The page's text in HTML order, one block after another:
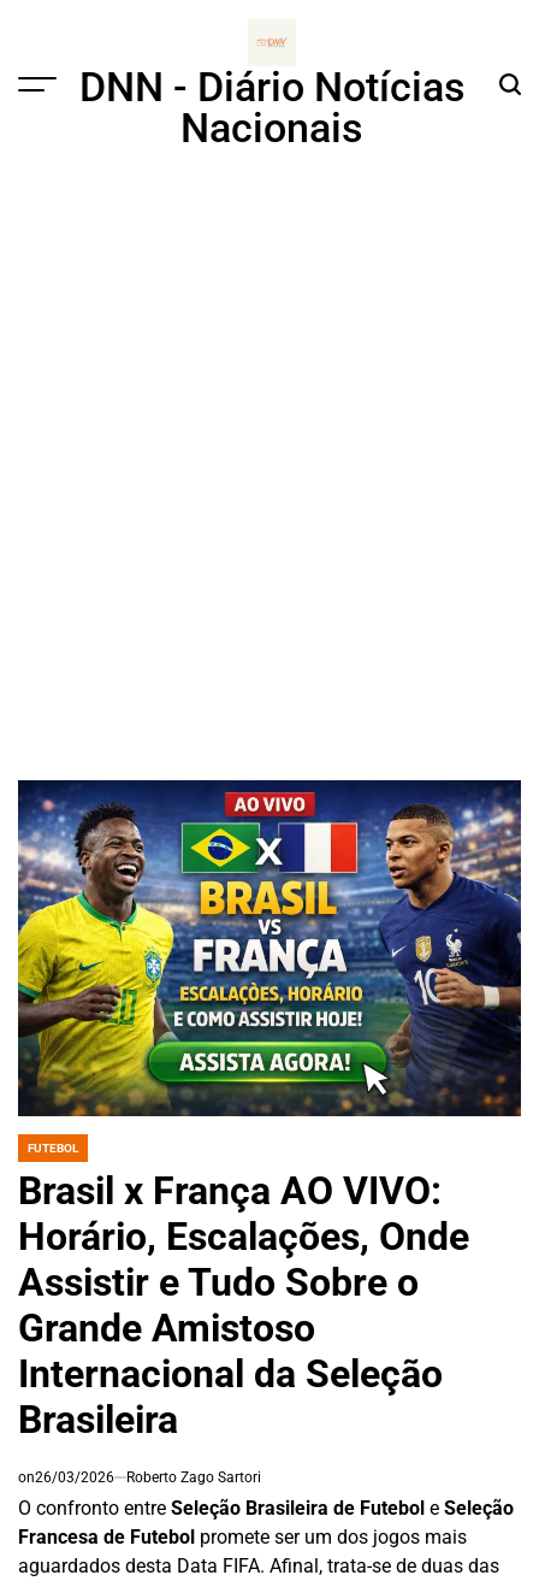
Menu
DNN - Diário Notícias
Nacionais
POSTED
FUTEBOL
Brasil x França AO VIVO:
Horário, Escalações, Onde
Assistir e Tudo Sobre o
Grande Amistoso
Internacional da Seleção
Brasileira
on26/03/2026 Roberto Zago Sartori
O confronto entre Seleção Brasileira de Futebol e Seleção
Francesa de Futebol promete ser um dos jogos mais
aguardados desta Data FIFA. Afinal, trata-se de duas das